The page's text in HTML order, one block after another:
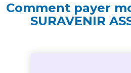
Comment payer
SURAVENIR